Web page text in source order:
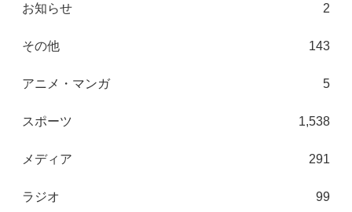
お知らせ 2
その他 143
アニメ・マンガ 5
スポーツ 1,538
メディア 291
ラジオ 99